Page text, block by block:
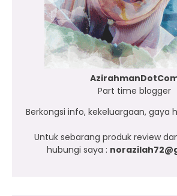
Part time blogger
Berkongsi info, kekeluargaan, gaya
Untuk sebarang produk review
hubungi saya :